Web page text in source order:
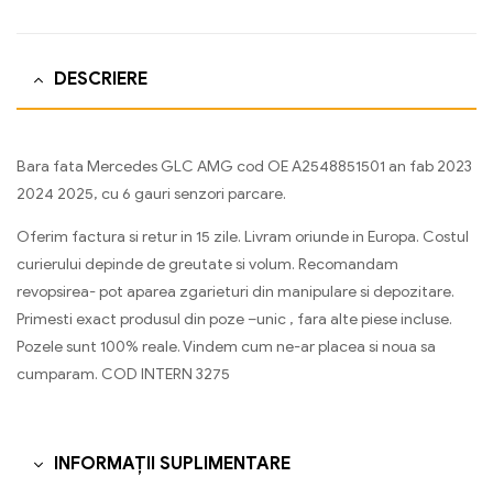
DESCRIERE
Bara fata Mercedes GLC AMG cod OE A2548851501 an fab 2023
2024 2025, cu 6 gauri senzori parcare.
Oferim factura si retur in 15 zile. Livram oriunde in Europa. Costul
curierului depinde de greutate si volum. Recomandam
revopsirea- pot aparea zgarieturi din manipulare si depozitare.
Primesti exact produsul din poze –unic , fara alte piese incluse.
Pozele sunt 100% reale. Vindem cum ne-ar placea si noua sa
cumparam. COD INTERN 3275
INFORMAȚII SUPLIMENTARE